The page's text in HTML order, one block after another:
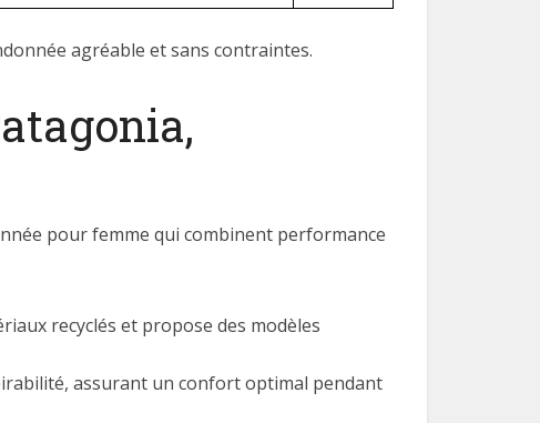
agréable et sans contraintes.
pour femme qui combinent performance
recyclés et propose des modèles
assurant un confort optimal pendant